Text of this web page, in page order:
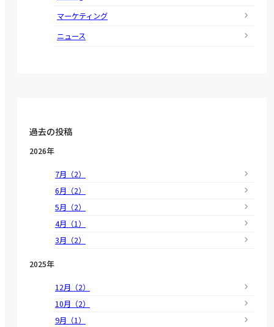
マーケティング
ニュース
過去の投稿
2026年
7月（2）
6月（2）
5月（2）
4月（1）
3月（2）
2025年
12月（2）
10月（2）
9月（1）